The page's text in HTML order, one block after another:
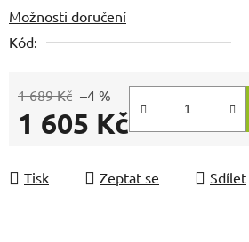
Možnosti doručení
Kód:
1 689 Kč –4 %
1 605 Kč
Tisk Zeptat se Sdílet